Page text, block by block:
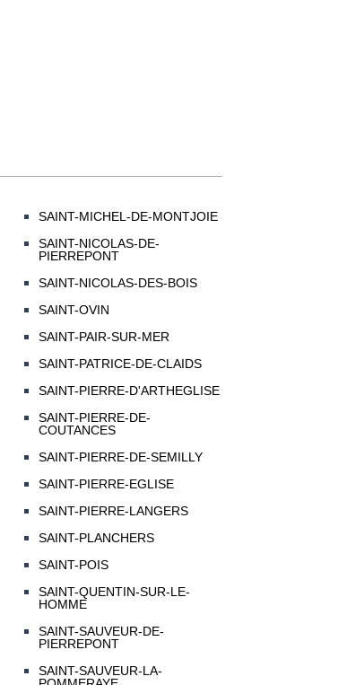
SAINT-MICHEL-DE-MONTJOIE
SAINT-NICOLAS-DE-
PIERREPONT
SAINT-NICOLAS-DES-BOIS
SAINT-OVIN
SAINT-PAIR-SUR-MER
SAINT-PATRICE-DE-CLAIDS
SAINT-PIERRE-D'ARTHEGLISE
SAINT-PIERRE-DE-
COUTANCES
SAINT-PIERRE-DE-SEMILLY
SAINT-PIERRE-EGLISE
SAINT-PIERRE-LANGERS
SAINT-PLANCHERS
SAINT-POIS
SAINT-QUENTIN-SUR-LE-
HOMME
SAINT-SAUVEUR-DE-
PIERREPONT
SAINT-SAUVEUR-LA-